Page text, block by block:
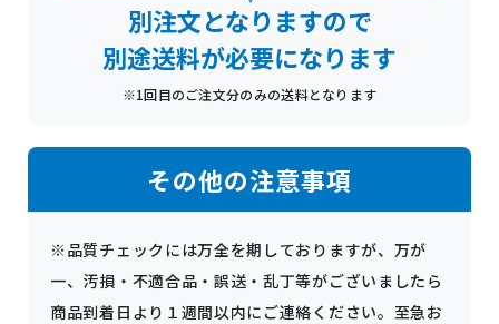
別注文となりますので
別途送料が必要になります
※1回目のご注文分のみの送料となります
その他の注意事項
※品質チェックには万全を期しておりますが、万が
一、汚損・不適合品・誤送・乱丁等がございましたら
商品到着日より１週間以内にご連絡ください。至急お